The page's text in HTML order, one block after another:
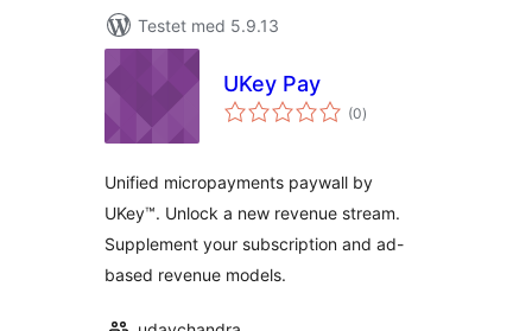
Testet med 5.9.13
UKey Pay
(0totale
vurderinger
)
Unified micropayments paywall by
UKey™. Unlock a new revenue stream.
Supplement your subscription and ad-
based revenue models.